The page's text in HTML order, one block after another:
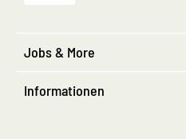
Jobs & More
Informationen